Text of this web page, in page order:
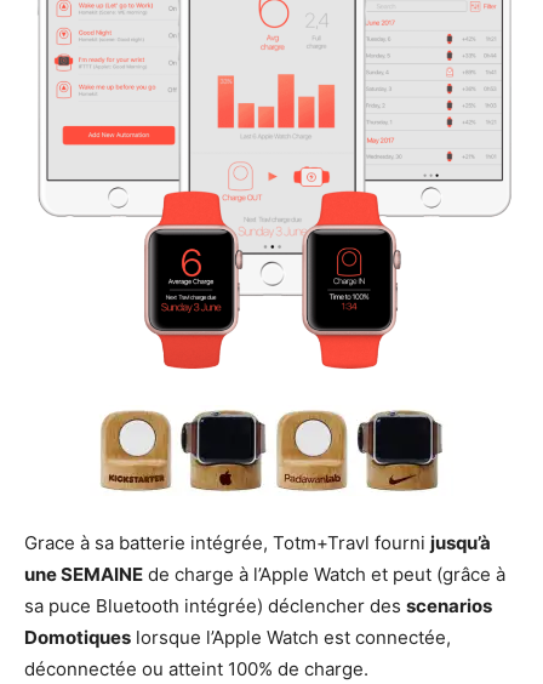
Grace à sa batterie intégrée, Totm+Travl fourni jusqu’à
une SEMAINE de charge à l’Apple Watch et peut (grâce à
sa puce Bluetooth intégrée) déclencher des scenarios
Domotiques lorsque l’Apple Watch est connectée,
déconnectée ou atteint 100% de charge.